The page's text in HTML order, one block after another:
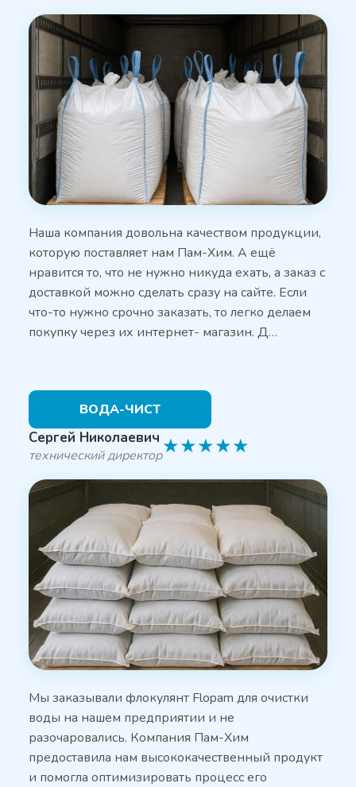
Наша компания довольна качеством продукции,
которую поставляет нам Пам-Хим. А ещё
нравится то, что не нужно никуда ехать, а заказ с
доставкой можно сделать сразу на сайте. Если
что-то нужно срочно заказать, то легко делаем
покупку через их интернет- магазин. Д…
ВОДА-ЧИСТ
Сергей Николаевич
технический директор★★★★★
Мы заказывали флокулянт Flopam для очистки
воды на нашем предприятии и не
разочаровались. Компания Пам-Хим
предоставила нам высококачественный продукт
и помогла оптимизировать процесс его